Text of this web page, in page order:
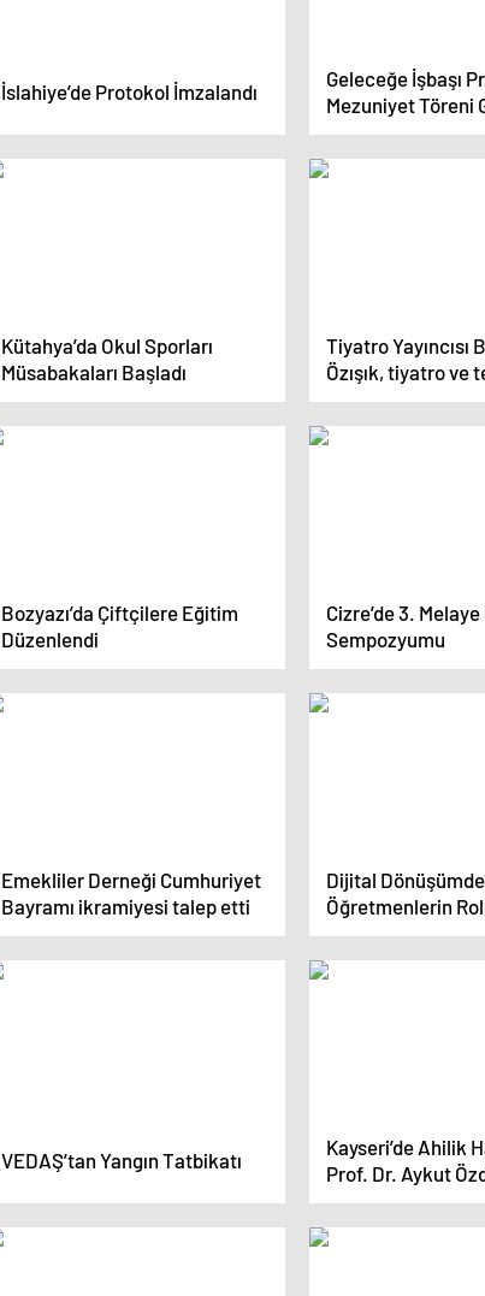
İslahiye’de Protokol İmzalandı
Geleceğe İşbaşı
Mezuniyet Töreni
Kütahya’da Okul Sporları
Müsabakaları Başladı
Tiyatro Yayıncısı
Özışık, tiyatro ve
üzerine konuştu
Bozyazı’da Çiftçilere Eğitim
Düzenlendi
Cizre’de 3.
Sempozyumu
Emekliler Derneği Cumhuriyet
Bayramı ikramiyesi talep etti
Dijital Dönüşümde
Öğretmenlerin
VEDAŞ’tan Yangın Tatbikatı
Kayseri’de Ahilik
Prof. Dr. Aykut
Kaftan Giydirildi